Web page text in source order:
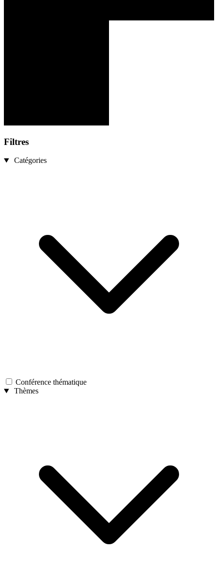
Filtres
Catégories
Conférence thématique
Thèmes